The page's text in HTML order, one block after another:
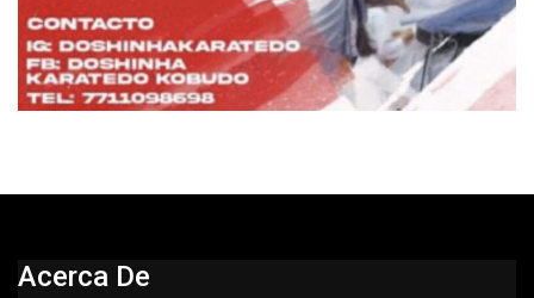
Acerca De